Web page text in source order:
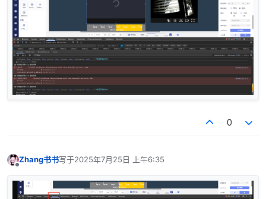
0
Zhang书书写于2025年7月25日 上午6:35
最后由 编辑